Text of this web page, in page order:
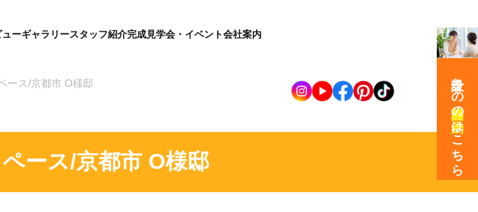
ューギャラリースタッフ紹介完成見学会・イベント会社案内
ース/京都市 O様邸
ース/京都市 O様邸
設計士との
の
はこちら